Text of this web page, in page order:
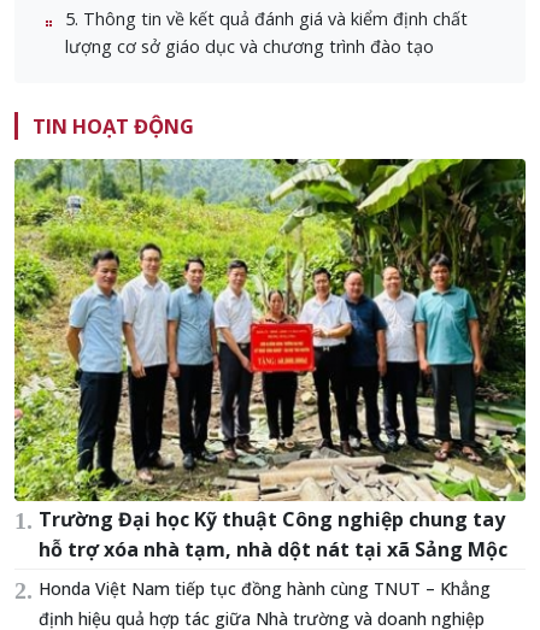
5. Thông tin về kết quả đánh giá và kiểm định chất
lượng cơ sở giáo dục và chương trình đào tạo
TIN HOẠT ĐỘNG
Trường Đại học Kỹ thuật Công nghiệp chung tay
hỗ trợ xóa nhà tạm, nhà dột nát tại xã Sảng Mộc
Honda Việt Nam tiếp tục đồng hành cùng TNUT – Khẳng
định hiệu quả hợp tác giữa Nhà trường và doanh nghiệp